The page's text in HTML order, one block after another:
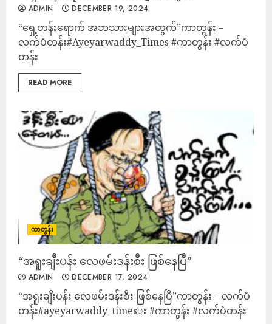
ADMIN DECEMBER 19, 2024
“ရှေ့တန်းရောက် အဘသားများအတွက်”ကာတွန်း –
လက်ပံတန်း#Ayeyarwaddy_Times #ကာတွန်း #လက်ပံ
တန်း
READ MORE
ကာတွန်း
“အရူးချီးပန်း လေဖမ်းဒန်းစီး ဖြစ်နေပြီ”
ADMIN DECEMBER 17, 2024
“အရူးချီးပန်း လေဖမ်းဒန်းစီး ဖြစ်နေပြီ”ကာတွန်း – လက်ပံ
တန်း#ayeyarwaddy_timesး #ကာတွန်း #လက်ပံတန်း